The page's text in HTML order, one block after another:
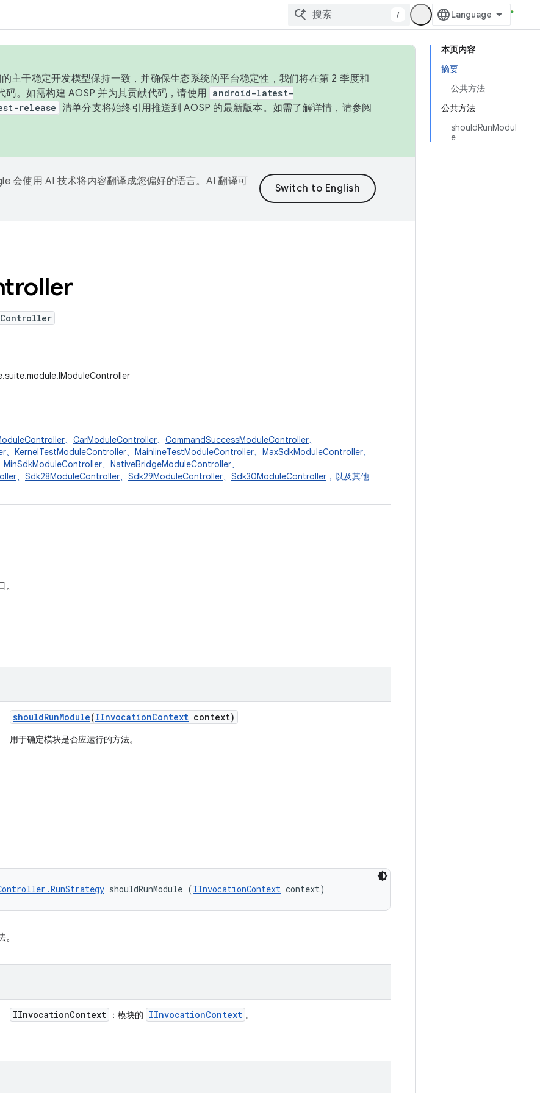
/
本页内容
摘要
公共方法
公共方法
shouldRunModul
e
主干稳定开发模型保持一致，并确保生态系统的平台稳定性，我们将在第 2 季度和
码。如需构建 AOSP 并为其贡献代码，请使用 android-latest-
release 清单分支将始终引用推送到 AOSP 的最新版本。如需了解详情，请参阅
会使用 AI 技术将内容翻译成您偏好的语言。AI 翻译可
、 CarModuleController、 CommandSuccessModuleController、
、 KernelTestModuleController、 MainlineTestModuleController、 MaxSdkModuleController、
MinSdkModuleController、 NativeBridgeModuleController、
、 Sdk28ModuleController、 Sdk29ModuleController、 Sdk30ModuleController ，以及其他
shouldRunModule(IInvocationContext context)
用于确定模块是否应运行的方法。
shouldRunModule (IInvocationContext context)
IInvocationContext ：模块的 IInvocationContext 。